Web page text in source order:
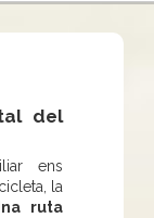
del
ens
la
ruta